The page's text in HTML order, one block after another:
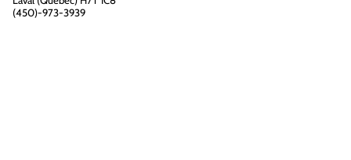
(450)-973-3939